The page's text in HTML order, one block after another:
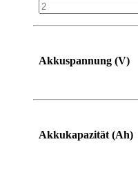
Akkuspannung (V)
Akkukapazität (Ah)